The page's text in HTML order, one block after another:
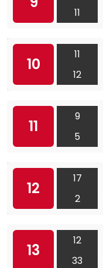
11
10
11
12
11
9
5
12
17
2
13
12
33